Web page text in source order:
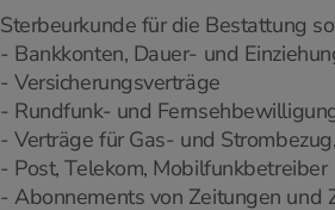
Sterbeurkunde für die Bestattung
- Bankkonten, Dauer- und
- Versicherungsverträge
- Rundfunk- und
- Verträge für Gas- und
- Post, Telekom, Mobilfunkbetreiber
- Abonnements von Zeitungen und